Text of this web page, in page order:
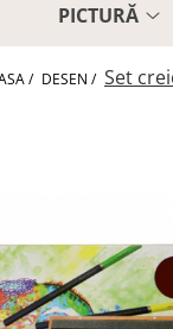
PICTURĂ
/ DESEN / Set